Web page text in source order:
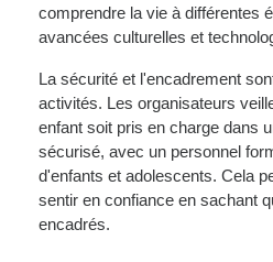
comprendre la vie à différentes
avancées culturelles et
La sécurité et l'encadrement
activités. Les organisateurs
enfant soit pris en charge dans
sécurisé, avec un personnel
d'enfants et adolescents. Cela
sentir en confiance en sachant
encadrés.